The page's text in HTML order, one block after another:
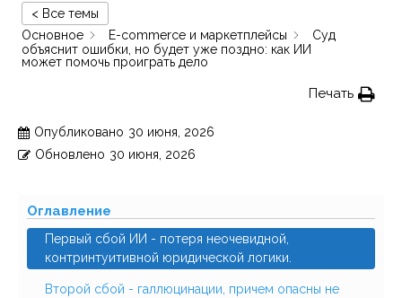
< Все темы
Основное
E-commerce и маркетплейсы
Суд
объяснит ошибки, но будет уже поздно: как ИИ
может помочь проиграть дело
Печать
Опубликовано 30 июня, 2026
Обновлено 30 июня, 2026
Оглавление
Первый сбой ИИ - потеря неочевидной,
контринтуитивной юридической логики.
Второй сбой - галлюцинации, причем опасны не